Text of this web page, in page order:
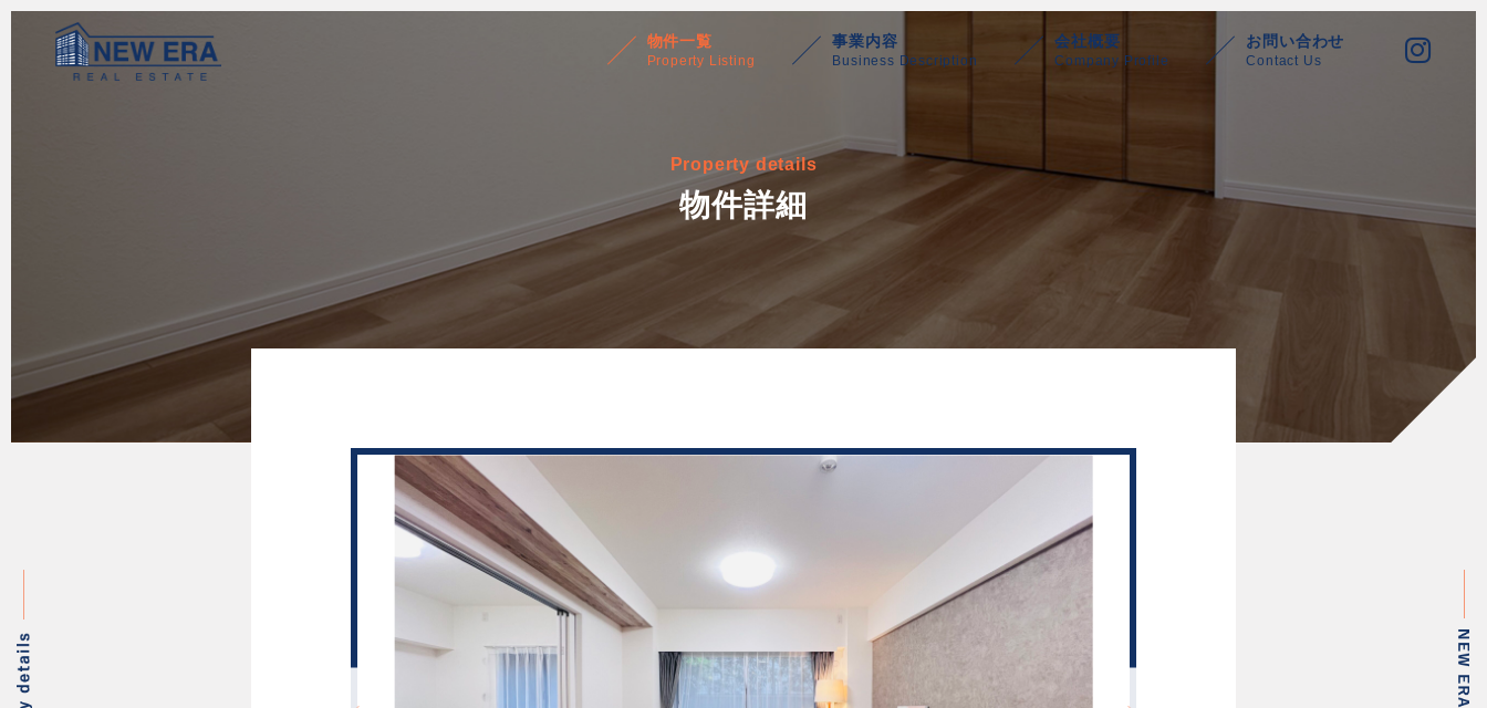
物件一覧
Property Listing
事業内容
Business Description
会社概要
Company Profile
お問い合わせ
Contact Us
Property details
物件詳細